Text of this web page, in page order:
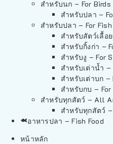
สำหรับนก – For Birds
สำหรับปลา –
สำหรับปลา – For Fish
สำหรับสัตว์เลื้อ
สำหรับกิ้งก่า –
สำหรับงู – For
สำหรับเต่าน้ำ –
สำหรับเต่าบก –
สำหรับกบ – For
สำหรับทุกสัตว์ – All
สำหรับทุกสัตว์
อาหารปลา – Fish Food
หน้าหลัก